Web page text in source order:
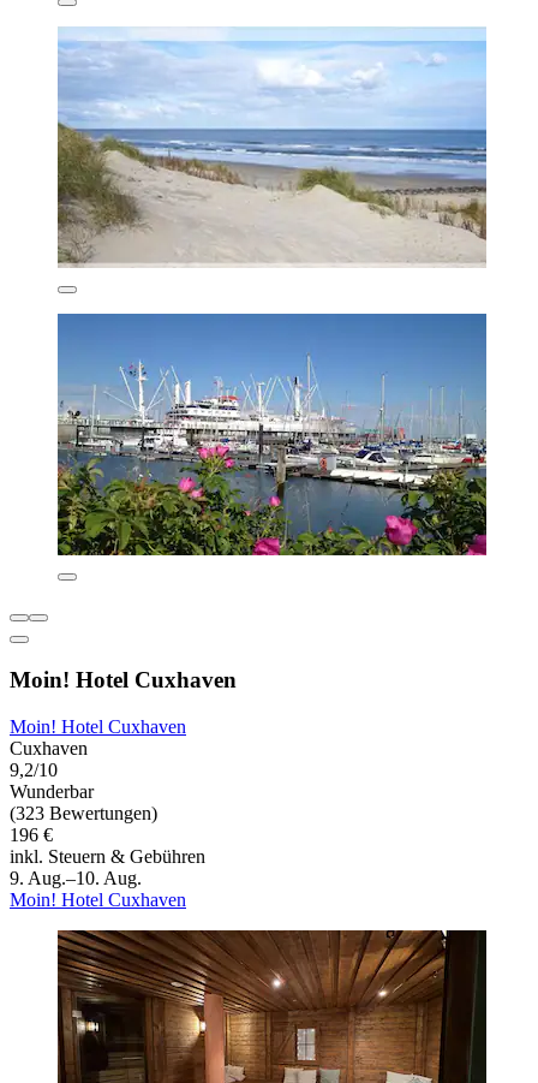
Moin! Hotel Cuxhaven
Moin! Hotel Cuxhaven
Cuxhaven
9,2/10
Wunderbar
(323 Bewertungen)
196 €
inkl. Steuern & Gebühren
9. Aug.–10. Aug.
Moin! Hotel Cuxhaven